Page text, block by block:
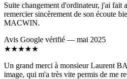
Suite changement d'ordinateur, j'ai fait
remercier sincèrement de son écoute
MACWIN.
Avis Google vérifié — mai 2025
★★★★★
Un grand merci à monsieur Laurent
image, qui m'a très vite permis de me